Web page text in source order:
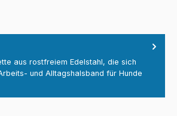
aus rostfreiem Edelstahl, die sich
und Alltagshalsband für Hunde